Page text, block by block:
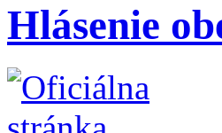
Hlásenie